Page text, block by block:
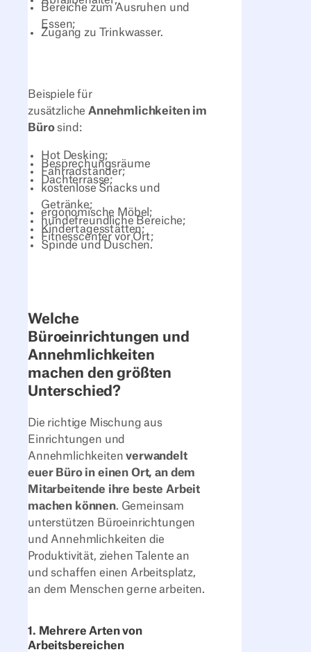
Bereiche zum Ausruhen und
Essen;
Zugang zu Trinkwasser.
Beispiele für
zusätzlicheAnnehmlichkeiten im
Bürosind:
Hot Desking;
Besprechungsräume
Fahrradständer;
Dachterrasse;
kostenlose Snacks und
Getränke;
ergonomische Möbel;
hundefreundliche Bereiche;
Kindertagesstätten;
Fitnesscenter vor Ort;
Spinde und Duschen.
Welche
Büroeinrichtungen und
Annehmlichkeiten
machen den größten
Unterschied?
Die richtige Mischung aus
Einrichtungen und
Annehmlichkeitenverwandelt
euer Büro in einen Ort, an dem
Mitarbeitende ihre beste Arbeit
machen können. Gemeinsam
unterstützen Büroeinrichtungen
und Annehmlichkeiten die
Produktivität, ziehen Talente an
und schaffen einen Arbeitsplatz,
an dem Menschen gerne arbeiten.
1. Mehrere Arten von
Arbeitsbereichen